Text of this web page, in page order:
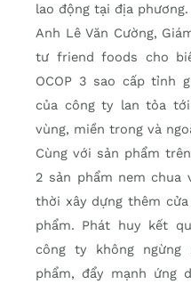
lao động tại địa phương.
Anh Lê Văn Cường,
tư friend foods cho
OCOP 3 sao cấp tỉnh
của công ty lan tỏa
vùng, miền trong và
Cùng với sản phẩm
2 sản phẩm nem chua
thời xây dựng thêm
phẩm. Phát huy kết
công ty không ngừng
phẩm, đẩy mạnh ứng